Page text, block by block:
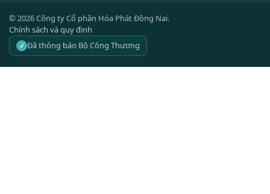
© 2026Công ty Cổ phần Hóa Phát Đồng Nai.
Chính sách và quy định
✓ Đã thông báo Bộ Công Thương